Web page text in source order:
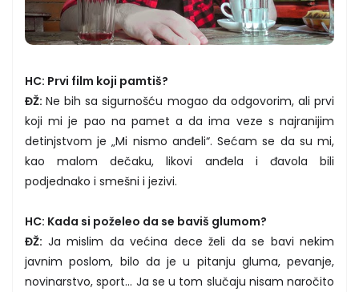
HC: Prvi film koji pamtiš?
ĐŽ:Ne bih sa sigurnošću mogao da odgovorim, ali prvi
koji mi je pao na pamet a da ima veze s najranijim
detinjstvom je „Mi nismo anđeli“. Sećam se da su mi,
kao malom dečaku, likovi anđela i đavola bili
podjednako i smešni i jezivi.
HC: Kada si poželeo da se baviš glumom?
ĐŽ: Ja mislim da većina dece želi da se bavi nekim
javnim poslom, bilo da je u pitanju gluma, pevanje,
novinarstvo, sport... Ja se u tom slučaju nisam naročito